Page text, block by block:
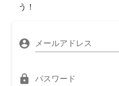
う！
メールアドレス
パスワード